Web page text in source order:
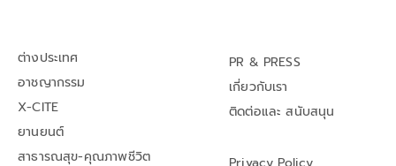
ต่างประเทศ
อาชญากรรม
X-CITE
ยานยนต์
สาธารณสุข-คุณภาพชีวิต
PR & PRESS
เกี่ยวกับเรา
ติดต่อและ สนับสนุน